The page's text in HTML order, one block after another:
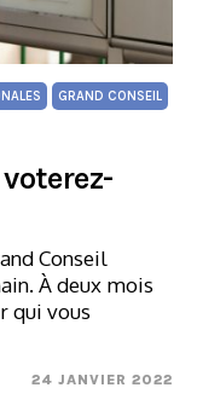
GRAND CONSEIL
Conseil
À deux mois
qui vous
24 JANVIER 2022